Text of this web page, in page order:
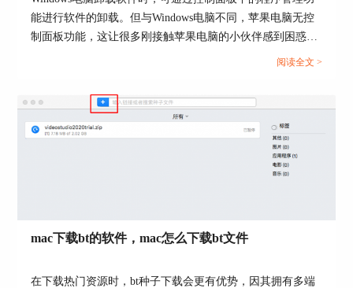
图4的软件与图3同理，也只是支持英文。如果总是
要将英文通过翻译软件翻译成中文，又会多花不少
言为中文的BT下载器，见下图5。
能进行软件的卸载。但与Windows电脑不同，苹果电脑无控
制面板功能，这让很多刚接触苹果电脑的小伙伴感到困惑，
到底苹果电脑是怎么卸载软件呢？本文会以下载器的卸载为
阅读全文 >
mac下载bt的软件，mac怎么下载bt文件
在下载热门资源时，bt种子下载会更有优势，因其拥有多端